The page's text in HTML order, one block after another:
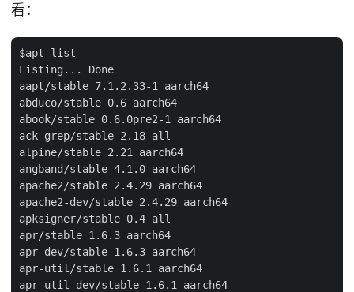
看：
$apt list
Listing... Done
aapt/stable 7.1.2.33-1 aarch64
abduco/stable 0.6 aarch64
abook/stable 0.6.0pre2-1 aarch64
ack-grep/stable 2.18 all
alpine/stable 2.21 aarch64
angband/stable 4.1.0 aarch64
apache2/stable 2.4.29 aarch64
apache2-dev/stable 2.4.29 aarch64
apksigner/stable 0.4 all
apr/stable 1.6.3 aarch64
apr-dev/stable 1.6.3 aarch64
apr-util/stable 1.6.1 aarch64
apr-util-dev/stable 1.6.1 aarch64